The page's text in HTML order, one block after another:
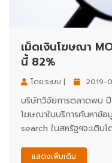
เม็ดเงินโฆษณา
นี้ 82%
โดย:ระบบ | 2019-
บริษัทวิจัยการตลาดพบ ปี
โฆษณาในบริการค้นหาข้
search ในสหรัฐฯจะเติบ
แสดงเพิ่มเติม